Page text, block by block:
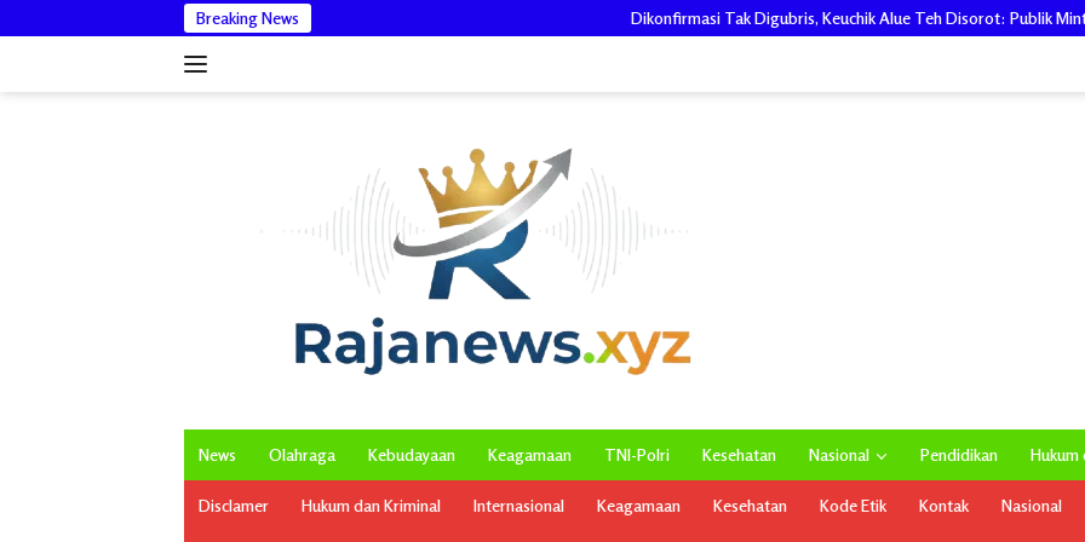
ke
Breaking News Dikonfirmasi Tak Digubris, Keuchik Alue Teh Disorot: Publik Minta Pemerintah Kecamatan
News Olahraga Kebudayaan Keagamaan TNI-Polri Kesehatan Nasional Pendidikan Hukum
Disclamer Hukum dan Kriminal Internasional Keagamaan Kesehatan Kode Etik Kontak Nasional